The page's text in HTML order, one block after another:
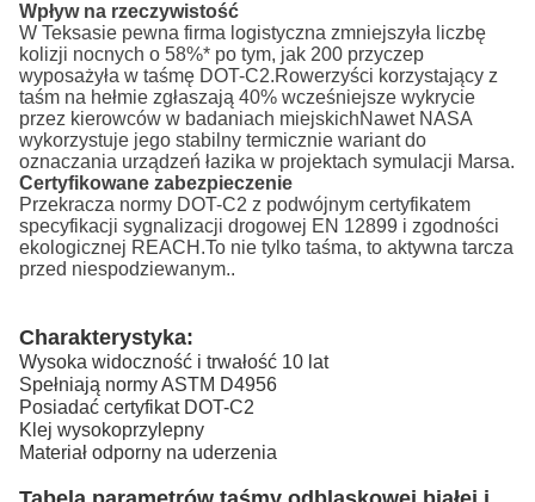
Wpływ na rzeczywistość
W Teksasie pewna firma logistyczna zmniejszyła liczbę
kolizji nocnych o 58%* po tym, jak 200 przyczep
wyposażyła w taśmę DOT-C2.Rowerzyści korzystający z
taśm na hełmie zgłaszają 40% wcześniejsze wykrycie
przez kierowców w badaniach miejskichNawet NASA
wykorzystuje jego stabilny termicznie wariant do
oznaczania urządzeń łazika w projektach symulacji Marsa.
Certyfikowane zabezpieczenie
Przekracza normy DOT-C2 z podwójnym certyfikatem
specyfikacji sygnalizacji drogowej EN 12899 i zgodności
ekologicznej REACH.To nie tylko taśma, to aktywna tarcza
przed niespodziewanym..
Charakterystyka:
Wysoka widoczność i trwałość 10 lat
Spełniają normy ASTM D4956
Posiadać certyfikat DOT-C2
Klej wysokoprzylepny
Materiał odporny na uderzenia